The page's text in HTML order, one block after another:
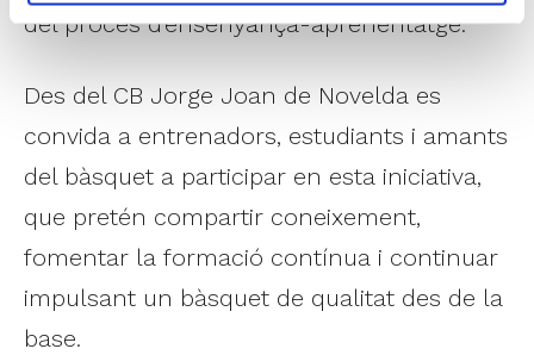
del procés d'ensenyança-aprenentatge.
Des del CB Jorge Joan de Novelda es
convida a entrenadors, estudiants i amants
del bàsquet a participar en esta iniciativa,
que pretén compartir coneixement,
fomentar la formació contínua i continuar
impulsant un bàsquet de qualitat des de la
base.